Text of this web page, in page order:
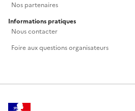
Nos partenaires
Informations pratiques
Nous contacter
Foire aux questions organisateurs